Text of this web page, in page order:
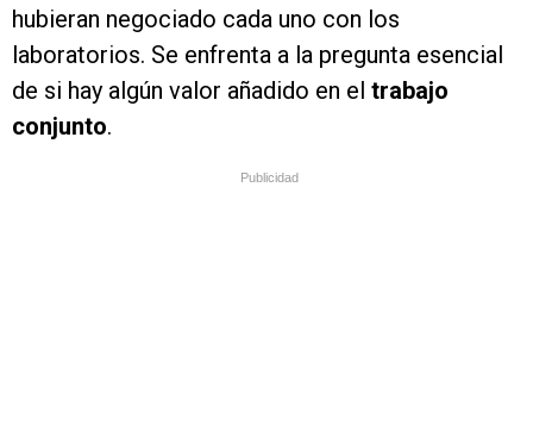
hubieran negociado cada uno con los
laboratorios. Se enfrenta a la pregunta esencial
de si hay algún valor añadido en el trabajo
conjunto.
Publicidad